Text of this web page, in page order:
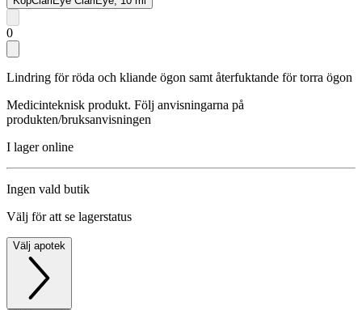
0
Lindring för röda och kliande ögon samt återfuktande för torra ögon
Medicinteknisk produkt. Följ anvisningarna på
produkten/bruksanvisningen
I lager online
Ingen vald butik
Välj för att se lagerstatus
Välj apotek